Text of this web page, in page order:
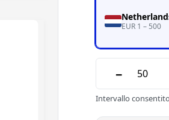
EUR 1 – 500
−
Intervallo consentito